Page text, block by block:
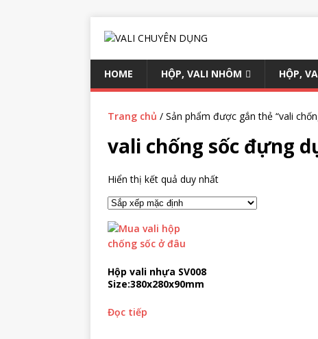
HOME HỘP, VALI NHÔM HỘP,
Trang chủ / Sản phẩm được gắn thẻ “vali
vali chống sốc đựng
Hiển thị kết quả duy nhất
Hộp vali nhựa SV008
Size:380x280x90mm
Đọc tiếp